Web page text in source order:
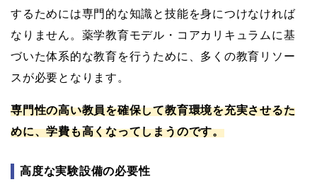
するためには専門的な知識と技能を身につけなければ
なりません。薬学教育モデル・コアカリキュラムに基
づいた体系的な教育を行うために、多くの教育リソー
スが必要となります。
専門性の高い教員を確保して教育環境を充実させるた
めに、学費も高くなってしまうのです。
高度な実験設備の必要性